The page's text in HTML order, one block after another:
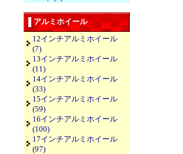
アルミホイール
12インチアルミホイール
(7)
13インチアルミホイール
(11)
14インチアルミホイール
(33)
15インチアルミホイール
(59)
16インチアルミホイール
(100)
17インチアルミホイール
(97)